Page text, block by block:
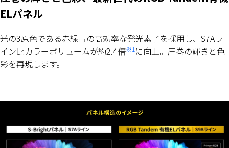
ELパネル
光の3原色である赤緑青の高効率な発光素子を採用し、S7Aラ
イン比カラーボリュームが約2.4倍※1 に向上。圧巻の輝きと色
彩を再現します。